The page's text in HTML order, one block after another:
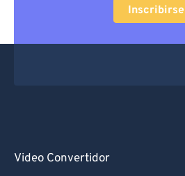
Inscribirse
Video Convertidor